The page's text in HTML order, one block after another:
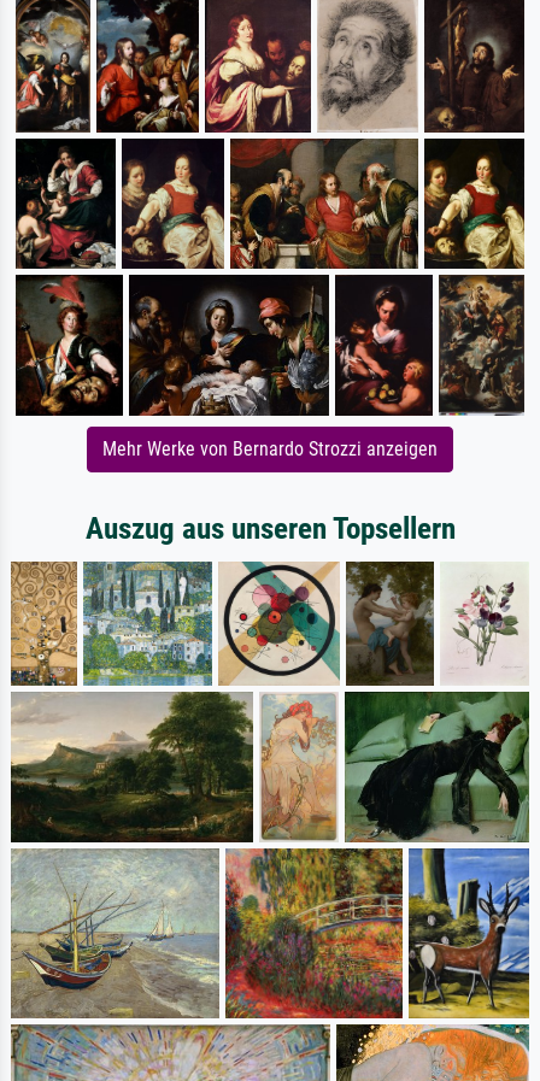
Mehr Werke von Bernardo Strozzi anzeigen
Auszug aus unseren Topsellern